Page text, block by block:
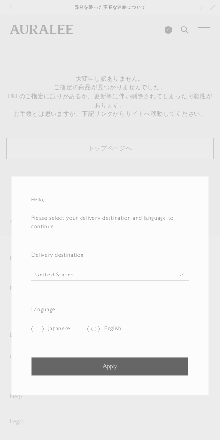
Hello,
Please select your delivery destination and language to
continue.
Delivery destination
Language
Japanese English
Apply
弊社を装った不審な連絡について
0
大変申し訳ありません。
ご指定の商品が見つかりませんでした。
URLのご指定に誤りがあるか、更新等に伴い削除されてしまった可能性が
あります。
お手数とは思いますが、下記リンクからサイトへ移動してください。
トップページへ
AURALEE ITEM
Newsletter
Delivery destination and Language
United States Japanese
Help
Legal